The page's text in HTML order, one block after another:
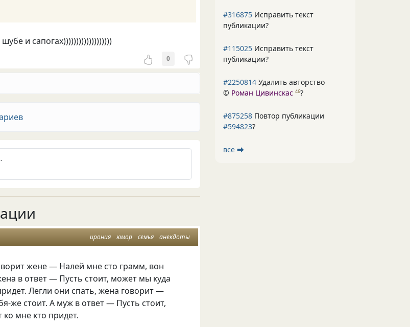
и сапогах)))))))))))))))))))
0
ирония юмор семья анекдоты
жене — Налей мне сто грамм, вон
в ответ — Пусть стоит, может мы куда
Легли они спать, жена говорит —
же стоит. А муж в ответ — Пусть стоит,
мне кто придет.
#316875 Исправить текст
публикации?
#115025 Исправить текст
публикации?
#2250814 Удалить авторство
© Роман Цивинскас 46?
#875258 Повтор публикации
#594823?
все ⮕